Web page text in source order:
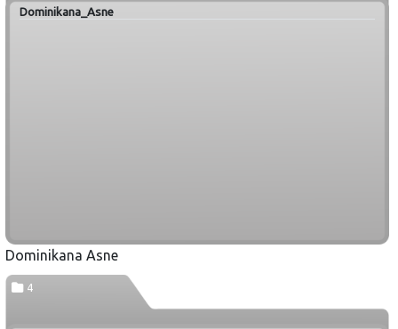
Dominikana_Asne
Dominikana Asne
4